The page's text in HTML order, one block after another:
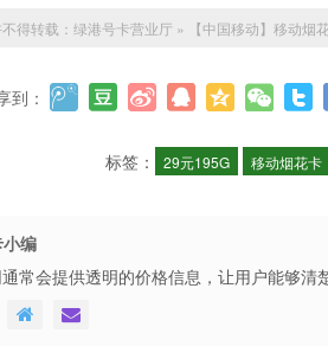
得转载： 绿港号卡营业厅 » 【中国移动】移动烟
到：
标签： 29元195G 移动烟花卡
编
常会提供透明的价格信息，让用户能够
地推出各种优惠活动，不仅提高了用户的购